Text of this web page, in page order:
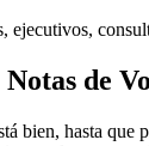
ejecutivos,
de
bien, hasta que